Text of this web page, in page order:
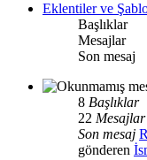
Eklentiler ve
Başlıklar
Mesajlar
Son mesaj
8 Başlıklar
22 Mesajlar
Son mesaj
gönderen